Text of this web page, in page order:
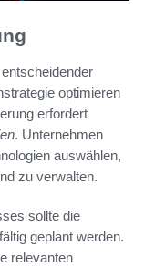
optimieren
erfordert
. Unternehmen
auswählen,
zu verwalten.
sollte die
geplant werden.
relevanten